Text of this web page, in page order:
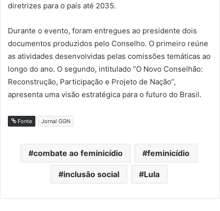
diretrizes para o país até 2035.
Durante o evento, foram entregues ao presidente dois
documentos produzidos pelo Conselho. O primeiro reúne
as atividades desenvolvidas pelas comissões temáticas ao
longo do ano. O segundo, intitulado “O Novo Conselhão:
Reconstrução, Participação e Projeto de Nação”,
apresenta uma visão estratégica para o futuro do Brasil.
Fonte Jornal GGN
combate ao feminicídio feminicídio
inclusão social Lula